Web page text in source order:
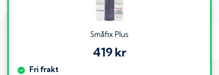
Småfix Plus
419 kr
Fri frakt